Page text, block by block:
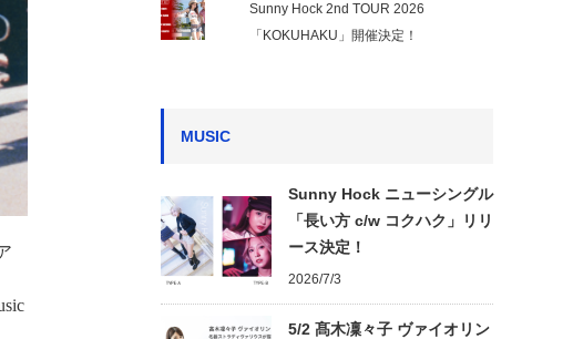
Sunny Hock 2nd TOUR 2026
「KOKUHAKU」開催決定！
MUSIC
Sunny Hock ニューシングル
「長い方 c/w コクハク」リリ
ース決定！
2026/7/3
5/2 髙木凜々子 ヴァイオリン